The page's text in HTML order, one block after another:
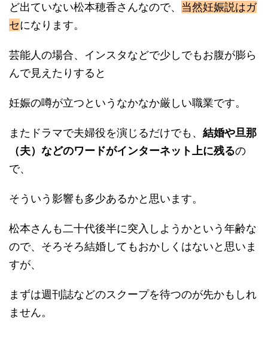
ど出ていない松本穂香さんなので、 当然妊娠説はガ
セになります。
芸能人の場合、インスタなどで少しでもお腹が膨ら
んで見えたりすると
妊娠の噂が立つというなかなか厳しい職業です。
またドラマで夫婦役を演じるだけでも、 結婚や旦那
（夫）などのワードがインターネット上に残るの
で、
そういう影響も多少あるかと思います。
松本さんも二十代後半に突入しようかという年齢な
ので、そろそろ結婚してもおかしくはないと思いま
すが、
まずは週刊誌などのスクープを待つのが先かもしれ
ません。